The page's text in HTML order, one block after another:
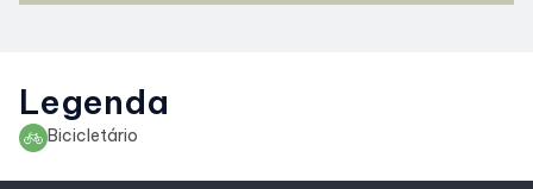
Legenda
Bicicletário